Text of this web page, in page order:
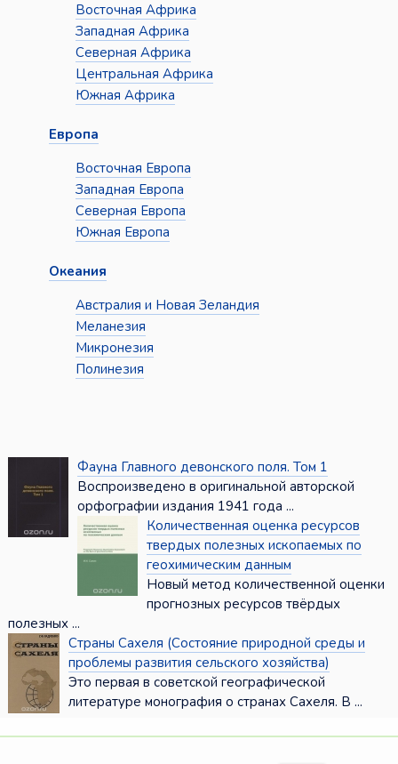
Восточная Африка
Западная Африка
Северная Африка
Центральная Африка
Южная Африка
Европа
Восточная Европа
Западная Европа
Северная Европа
Южная Европа
Океания
Австралия и Новая Зеландия
Меланезия
Микронезия
Полинезия
Фауна Главного девонского поля. Том 1
Воспроизведено в оригинальной авторской
орфографии издания 1941 года ...
Количественная оценка ресурсов
твердых полезных ископаемых по
геохимическим данным
Новый метод количественной оценки
прогнозных ресурсов твёрдых
полезных ...
Страны Сахеля (Состояние природной среды и
проблемы развития сельского хозяйства)
Это первая в советской географической
литературе монография о странах Сахеля. В ...